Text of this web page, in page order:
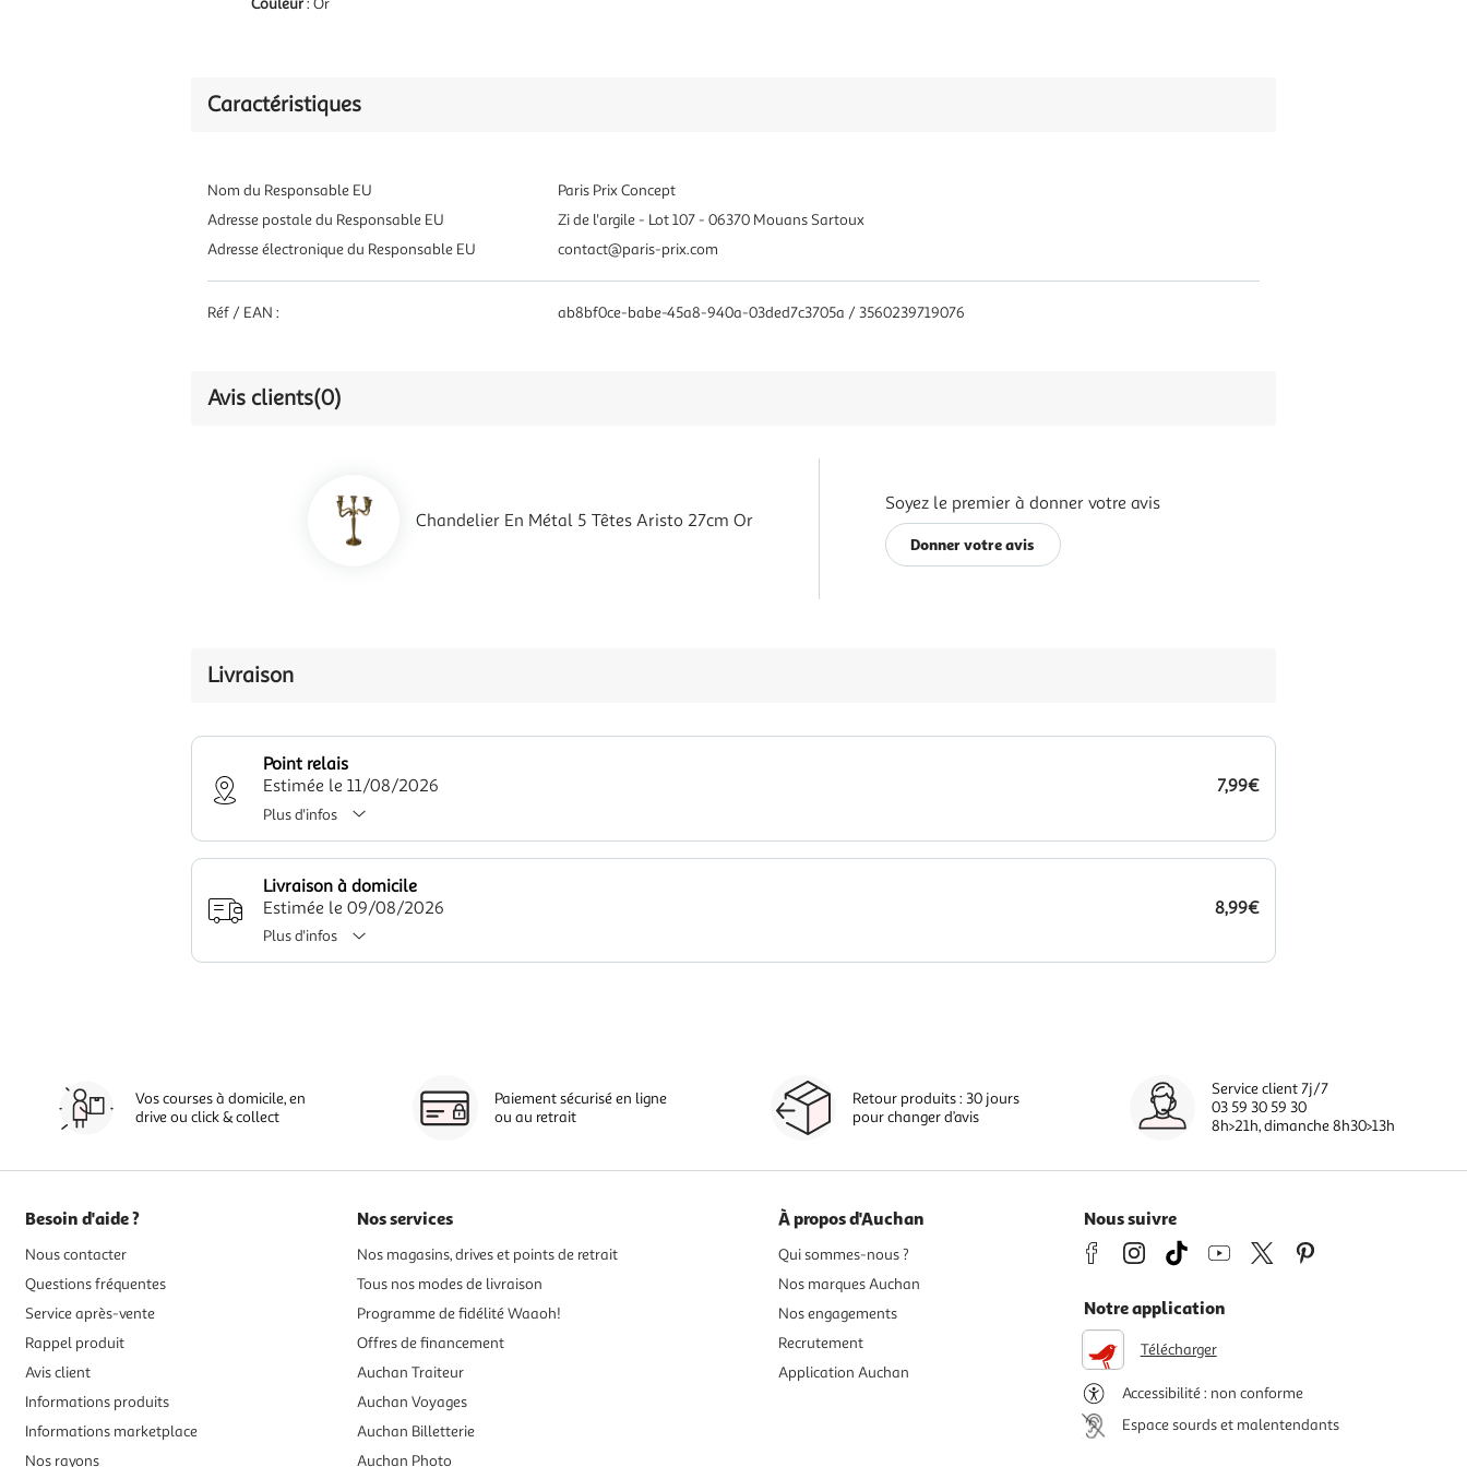
Couleur: Or
Caractéristiques
Nom du Responsable EU
Paris Prix Concept
Adresse postale du Responsable EU
Zi de l'argile - Lot 107 - 06370 Mouans Sartoux
Adresse électronique du Responsable EU
contact@paris-prix.com
Réf / EAN : ab8bf0ce-babe-45a8-940a-03ded7c3705a / 3560239719076
Avis clients(0)
Chandelier En Métal 5 Têtes Aristo 27cm Or
Soyez le premier à donner votre avis
Donner votre avis
Livraison
Point relais
Estimée le 11/08/2026
7,99€
Plus d'infos
Livraison à domicile
Estimée le 09/08/2026
8,99€
Plus d'infos
Vos courses à domicile, en
drive ou click & collect
Paiement sécurisé en ligne
ou au retrait
Retour produits : 30 jours
pour changer d’avis
Service client 7j/7
03 59 30 59 30
8h>21h, dimanche 8h30>13h
Besoin d'aide ?
Nous contacter
Questions fréquentes
Service après-vente
Rappel produit
Avis client
Informations produits
Informations marketplace
Nos rayons
Nos services
Nos magasins, drives et points de retrait
Tous nos modes de livraison
Programme de fidélité Waaoh!
Offres de financement
Auchan Traiteur
Auchan Voyages
Auchan Billetterie
Auchan Photo
À propos d'Auchan
Qui sommes-nous ?
Nos marques Auchan
Nos engagements
Recrutement
Application Auchan
Nous suivre
Notre application
Télécharger
Accessibilité : non conforme
Espace sourds et malentendants